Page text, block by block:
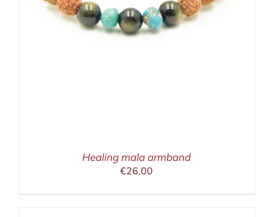
Healing mala armband
€26,00